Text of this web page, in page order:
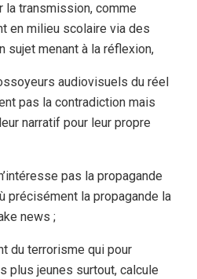
transmission, comme
en milieu scolaire via des
menant à la réflexion,
audiovisuels du réel
pas la contradiction mais
narratif pour leur propre
pas la propagande
précisément la propagande la
news ;
du terrorisme qui pour
plus jeunes surtout, calcule